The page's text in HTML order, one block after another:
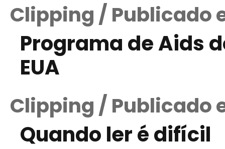
Clipping / Publicado
Programa de Aids
EUA
Clipping / Publicado
Quando ler é difícil